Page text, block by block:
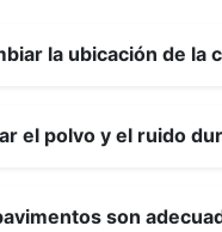
la ubicación de
el polvo y el ruido
son